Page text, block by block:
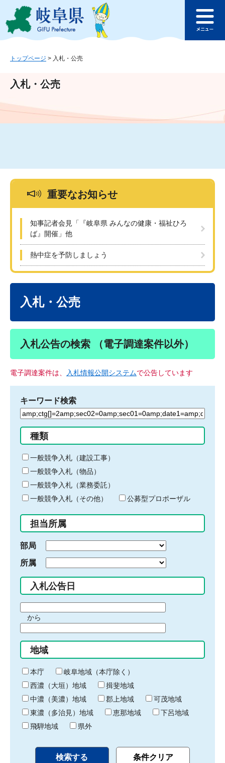
ジ
ュ
文
このページの本文へ
ュ
トップページ > 入札・公売
入札・公売
重要なお知らせ
知事記者会見「『岐阜県 みんなの健康・福祉ひろ
ば』開催」他
熱中症を予防しましょう
入札・公売
入札公告の検索 （電子調達案件以外）
電子調達案件は、 入札情報公開システムで公告しています
キーワード検索
検
る
キ
ー
ワ
ー
ド
入
力
種類
一般競争入札（建設工事）
一般競争入札（物品）
一般競争入札（業務委託）
一般競争入札（その他）
公募型プロポーザル
担当所属
部局
所属
入札公告日
間
始
り
から
間
終
わ
り
地域
本庁
岐阜地域（本庁除く）
西濃（大垣）地域
揖斐地域
中濃（美濃）地域
郡上地域
可茂地域
東濃（多治見）地域
恵那地域
下呂地域
飛騨地域
県外